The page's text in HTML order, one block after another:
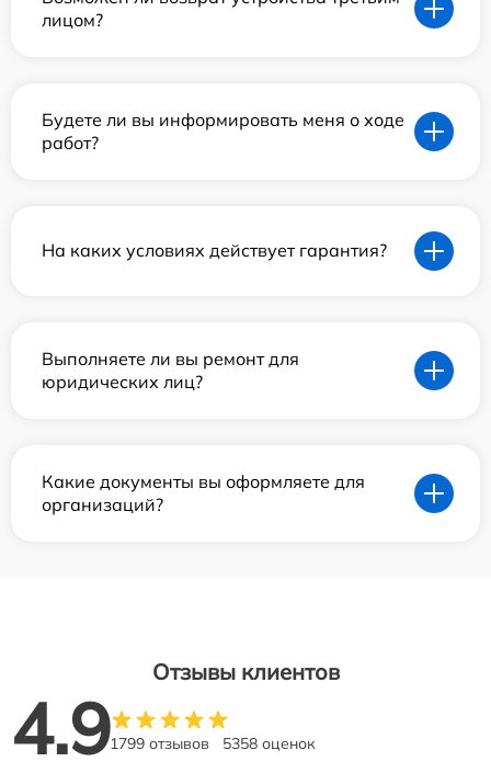
лицом?
Будете ли вы информировать меня о ходе
работ?
На каких условиях действует гарантия?
Выполняете ли вы ремонт для
юридических лиц?
Какие документы вы оформляете для
организаций?
Отзывы клиентов
4.91799 отзывов 5358 оценок